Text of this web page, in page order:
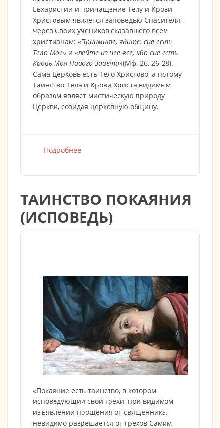
Евхаристии и причащение Телу и Крови
Христовым является заповедью Спасителя,
через Своих учеников сказавшего всем
христианам: «Приимите, ядите: сие есть
Тело Мое» и «пейте из нее все, ибо сие есть
Кровь Моя Нового Завета»(Мф. 26, 26-28).
Сама Церковь есть Тело Христово, а потому
Таинство Тела и Крови Христа видимым
образом являет мистическую природу
Церкви, созидая церковную общину.
Подробнее
ТАИНСТВО ПОКАЯНИЯ
(ИСПОВЕДЬ)
«Покаяние есть таинство, в котором
исповедующий свои грехи, при видимом
изъявлении прощения от священника,
невидимо разрешается от грехов Самим